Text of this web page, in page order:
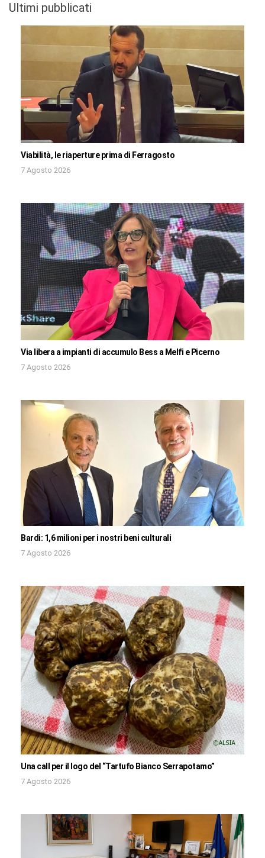
Ultimi pubblicati
Viabilità, le riaperture prima di Ferragosto
7 Agosto 2026
Via libera a impianti di accumulo Bess a Melfi e Picerno
7 Agosto 2026
Bardi: 1,6 milioni per i nostri beni culturali
7 Agosto 2026
Una call per il logo del “Tartufo Bianco Serrapotamo”
7 Agosto 2026